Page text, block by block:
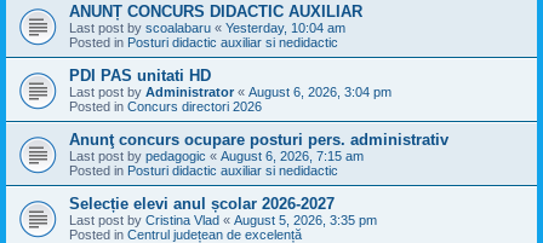
ANUNȚ CONCURS DIDACTIC AUXILIAR
Last post by scoalabaru « Yesterday, 10:04 am
Posted in Posturi didactic auxiliar si nedidactic
PDI PAS unitati HD
Last post by Administrator « August 6, 2026, 3:04 pm
Posted in Concurs directori 2026
Anunţ concurs ocupare posturi pers. administrativ
Last post by pedagogic « August 6, 2026, 7:15 am
Posted in Posturi didactic auxiliar si nedidactic
Selecție elevi anul școlar 2026-2027
Last post by Cristina Vlad « August 5, 2026, 3:35 pm
Posted in Centrul județean de excelență